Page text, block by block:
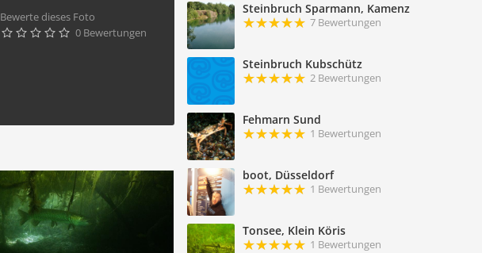
Steinbruch Sparmann, Kamenz
7 Bewertungen
Steinbruch Kubschütz
2 Bewertungen
Fehmarn Sund
1 Bewertungen
boot, Düsseldorf
1 Bewertungen
Tonsee, Klein Köris
1 Bewertungen
Bewerte dieses Foto
     0 Bewertungen